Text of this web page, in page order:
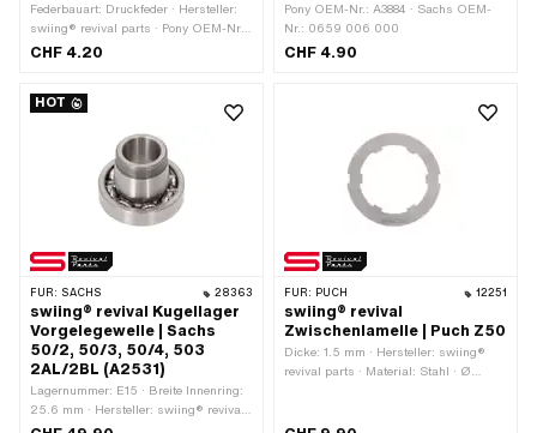
Federbauart: Druckfeder · Hersteller:
swiing® revival parts · Pony OEM-Nr.:
A1325 · Sachs OEM-Nr.: 0239 015
CHF 4.20
Pony OEM-Nr.: A3884 · Sachs OEM-
Nr.: 0659 006 000
CHF 4.90
HOT
FÜR: SACHS 28363
swiing® revival Kugellager
Vorgelegewelle | Sachs
50/2, 50/3, 50/4, 503
2AL/2BL (A2531)
Lagernummer: E15 · Breite Innenring:
25.6 mm · Hersteller: swiing® revival
parts · Lagerluft: CN (Standard) ·
FÜR: PUCH 12251
swiing® revival
Zwischenlamelle | Puch Z50
Dicke: 1.5 mm · Hersteller: swiing®
revival parts · Material: Stahl · Ø